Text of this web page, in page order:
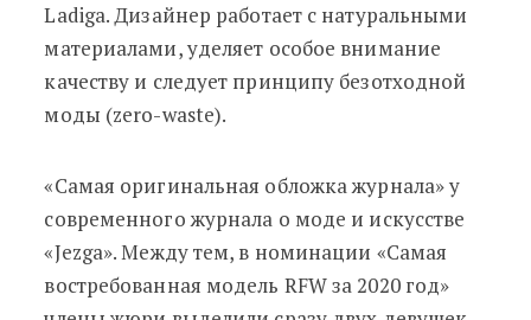
Ladiga. Дизайнер работает с натуральными
материалами, уделяет особое внимание
качеству и следует принципу безотходной
моды (zero-waste).
«Самая оригинальная обложка журнала» у
современного журнала о моде и искусстве
«Jezga». Между тем, в номинации «Самая
востребованная модель RFW за 2020 год»